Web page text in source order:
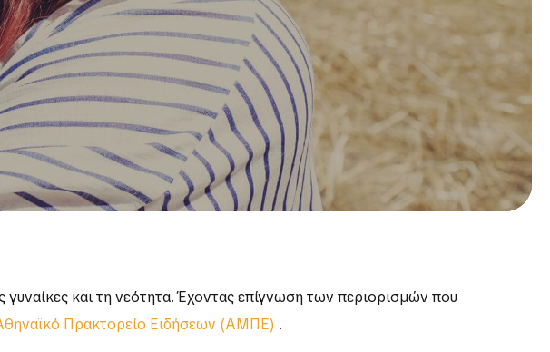
γυναίκες και τη νεότητα. Έχοντας επίγνωση των περιορισμών που
Πρακτορείο Ειδήσεων (ΑΜΠΕ) .